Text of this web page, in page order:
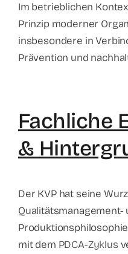
Im betrieblichen
Prinzip moderner
insbesondere in
Prävention und
Fachliche
&
Der KVP hat seine
Qualitätsmanagement-
mit dem PDCA-Zyklus